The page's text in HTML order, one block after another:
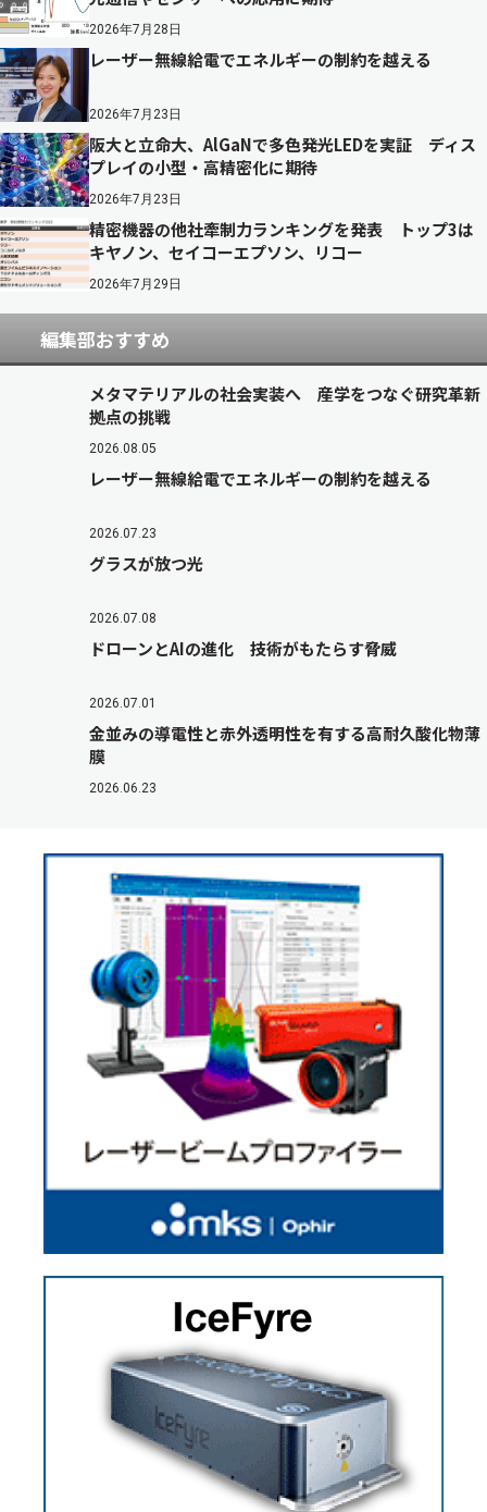
2026年7月28日
レーザー無線給電でエネルギーの制約を越える
2026年7月23日
阪大と立命大、AlGaNで多色発光LEDを実証 ディス
プレイの小型・高精密化に期待
2026年7月23日
精密機器の他社牽制力ランキングを発表 トップ3は
キヤノン、セイコーエプソン、リコー
2026年7月29日
編集部おすすめ
メタマテリアルの社会実装へ 産学をつなぐ研究革新
拠点の挑戦
2026.08.05
レーザー無線給電でエネルギーの制約を越える
2026.07.23
グラスが放つ光
2026.07.08
ドローンとAIの進化 技術がもたらす脅威
2026.07.01
金並みの導電性と赤外透明性を有する高耐久酸化物薄
膜
2026.06.23